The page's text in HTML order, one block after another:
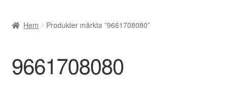
Betalningar
Integritetspolicy
Hem Produkter märkta ”9661708080”
9661708080